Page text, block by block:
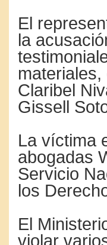
El
la
Claribel
Gissell
La víctima
abogadas
Servicio
los
El
violar